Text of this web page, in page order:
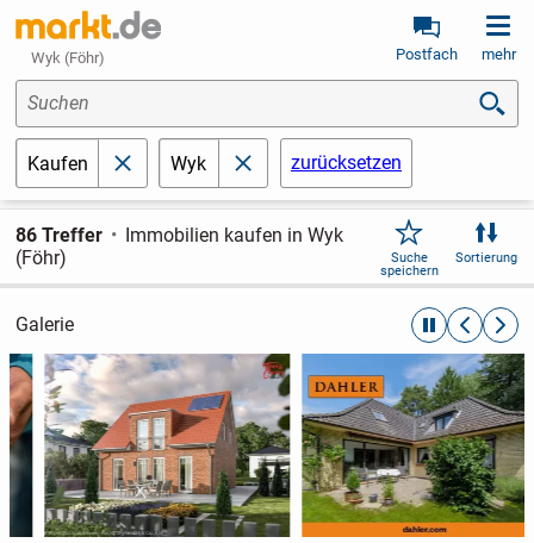
Wyk (Föhr) Postfach mehr
Suchen
Kaufen schließen
Wyk schließenzurücksetzen
86 Treffer
Immobilien kaufen in Wyk
(Föhr)
Suche
speichern
Sortierung
Galerie automatische